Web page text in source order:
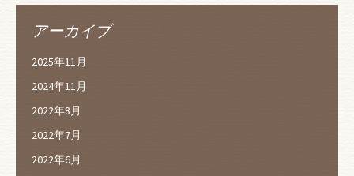
アーカイブ
2025年11月
2024年11月
2022年8月
2022年7月
2022年6月